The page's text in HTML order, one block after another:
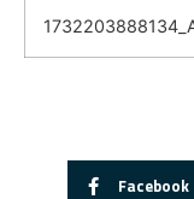
Facebook